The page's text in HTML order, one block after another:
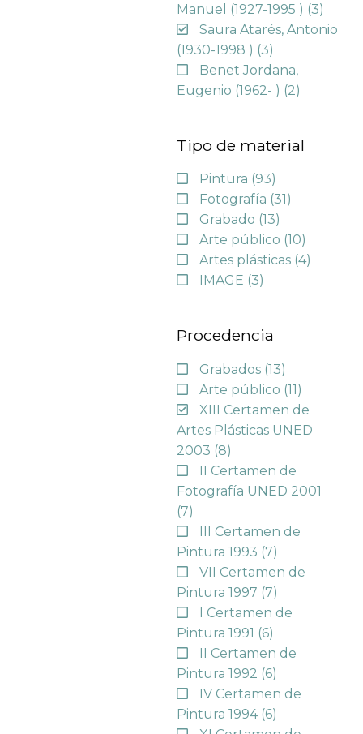
Manuel (1927-1995 ) (3)
Saura Atarés, Antonio
(1930-1998 ) (3)
Benet Jordana,
Eugenio (1962- ) (2)
Tipo de material
Pintura (93)
Fotografía (31)
Grabado (13)
Arte público (10)
Artes plásticas (4)
IMAGE (3)
Procedencia
Grabados (13)
Arte público (11)
XIII Certamen de
Artes Plásticas UNED
2003 (8)
II Certamen de
Fotografía UNED 2001
(7)
III Certamen de
Pintura 1993 (7)
VII Certamen de
Pintura 1997 (7)
I Certamen de
Pintura 1991 (6)
II Certamen de
Pintura 1992 (6)
IV Certamen de
Pintura 1994 (6)